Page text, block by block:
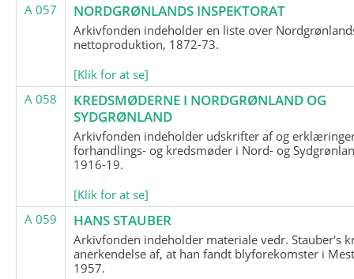
A 057
NORDGRØNLANDS INSPEKTORAT
Arkivfonden indeholder en liste over
nettoproduktion, 1872-73.
[Klik for at se]
A 058
KREDSMØDERNE I NORDGRØNLAND OG
SYDGRØNLAND
Arkivfonden indeholder udskrifter af og
forhandlings- og kredsmøder i Nord- og
1916-19.
[Klik for at se]
A 059
HANS STAUBER
Arkivfonden indeholder materiale vedr. Stauber's
anerkendelse af, at han fandt blyforekomster i
1957.